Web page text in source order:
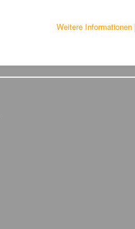
Weitere Informationen